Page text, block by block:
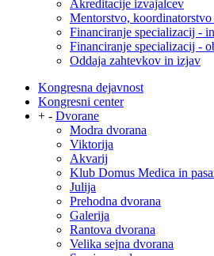
Akreditacije izvajalcev
Mentorstvo,
Financiranje specializacij -
Financiranje specializacij -
Oddaja zahtevkov in izjav
Kongresna dejavnost
Kongresni center
+ - Dvorane
Modra dvorana
Viktorija
Akvarij
Klub Domus Medica in
Julija
Prehodna dvorana
Galerija
Rantova dvorana
Velika sejna dvorana